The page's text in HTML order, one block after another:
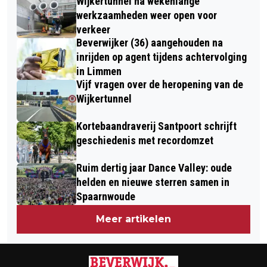
OVERLAST VOOR VERKEER TIJDENS
ZOMERVAKANTIE
werkzaamheden weer open voor
verkeer
Beverwijker (36) aangehouden na
inrijden op agent tijdens achtervolging
in Limmen
Vijf vragen over de heropening van de
Wijkertunnel
Kortebaandraverij Santpoort schrijft
geschiedenis met recordomzet
Ruim dertig jaar Dance Valley: oude
helden en nieuwe sterren samen in
Spaarnwoude
Meer artikelen